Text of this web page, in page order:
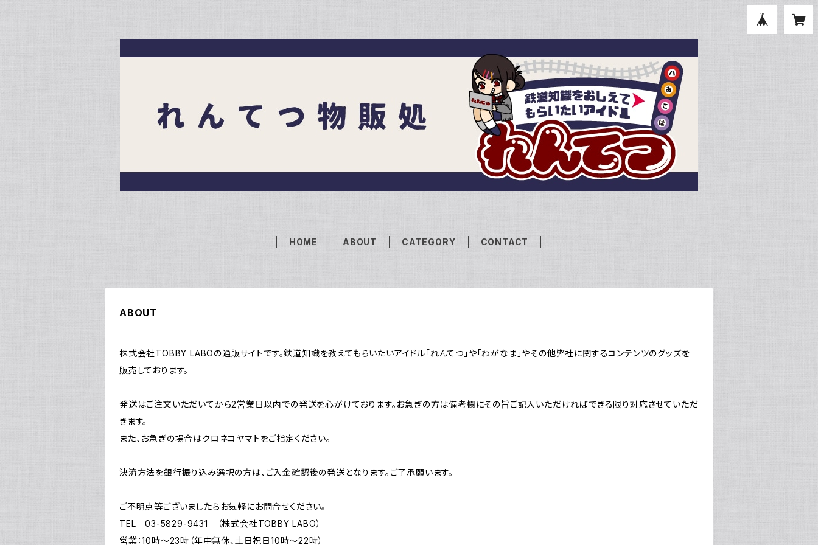
HOME ABOUT CATEGORY CONTACT
ABOUT
株式会社TOBBY LABOの通販サイトです。鉄道知識を教えてもらいたいアイドル「れんてつ」や「わがなま」やその他弊社に関するコンテンツのグッズを
販売しております。
発送はご注文いただいてから2営業日以内での発送を心がけております。お急ぎの方は備考欄にその旨ご記入いただければできる限り対応させていただ
きます。
また、お急ぎの場合はクロネコヤマトをご指定ください。
決済方法を銀行振り込み選択の方は、ご入金確認後の発送となります。ご了承願います。
ご不明点等ございましたらお気軽にお問合せください。
TEL 03-5829-9431 （株式会社TOBBY LABO）
営業：10時～23時（年中無休、土日祝日10時～22時）